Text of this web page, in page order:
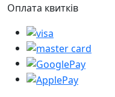
Оплата квитків